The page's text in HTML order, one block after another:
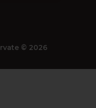
© 2026